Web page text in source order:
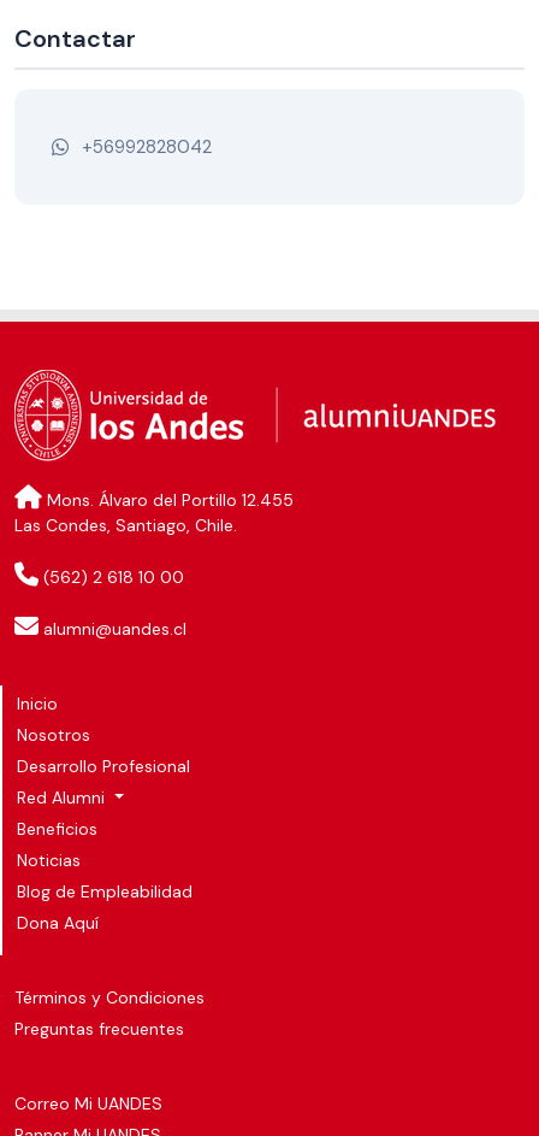
Contactar
+56992828042
Mons. Álvaro del Portillo 12.455
Las Condes, Santiago, Chile.
(562) 2 618 10 00
alumni@uandes.cl
Inicio
Nosotros
Desarrollo Profesional
Red Alumni
Beneficios
Noticias
Blog de Empleabilidad
Dona Aquí
Términos y Condiciones
Preguntas frecuentes
Correo Mi UANDES